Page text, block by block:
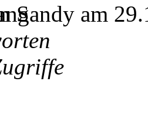
Sandy am